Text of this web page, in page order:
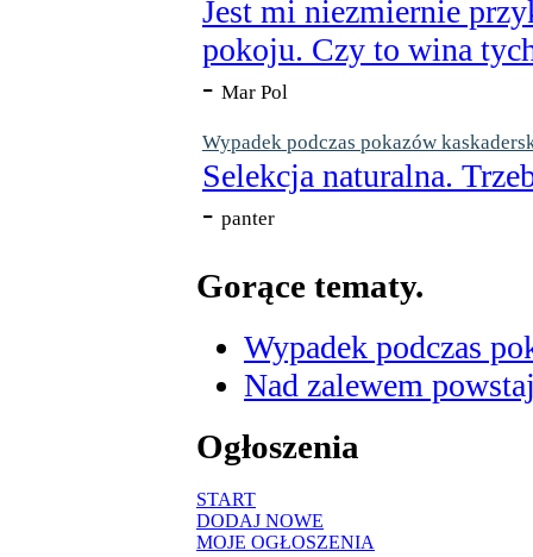
Jest mi niezmiernie
pokoju. Czy to wina
- Mar Pol
Wypadek podczas pokazów
Selekcja naturalna.
- panter
Gorące tematy.
Wypadek podczas
Nad zalewem
Ogłoszenia
START
DODAJ NOWE
MOJE OGŁOSZENIA